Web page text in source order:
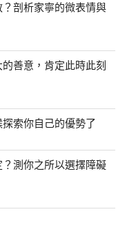
？剖析家寧的微表情與
善意，肯定此時此刻
索你自己的優勢了
？測你之所以選擇障礙